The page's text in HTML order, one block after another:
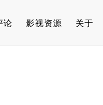
论 影视资源 关于